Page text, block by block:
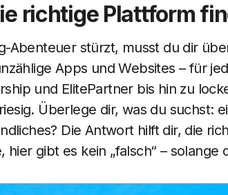
richtige Plattform
Abenteuer stürzt, musst du dir
Apps und Websites – für
und ElitePartner bis hin zu
Überlege dir, was du suchst:
Die Antwort hilft dir, die
hier gibt es kein „falsch“ – solange